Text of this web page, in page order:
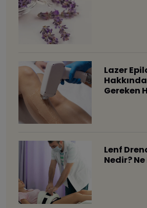
Lazer
Gereken
Lenf
Nedir?